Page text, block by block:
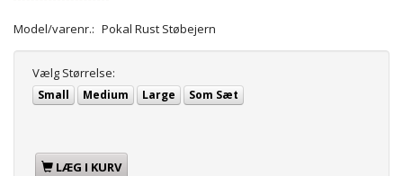
Model/varenr.: Pokal Rust Støbejern
Vælg Størrelse:
Small Medium Large Som Sæt
LÆG I KURV